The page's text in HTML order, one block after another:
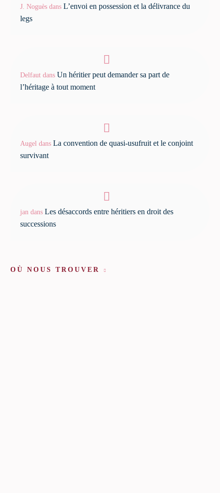
J. Noguès dans L’envoi en possession et la délivrance du
legs
Delfaut dans Un héritier peut demander sa part de
l’héritage à tout moment
Augel dans La convention de quasi-usufruit et le conjoint
survivant
jan dans Les désaccords entre héritiers en droit des
successions
OÙ NOUS TROUVER